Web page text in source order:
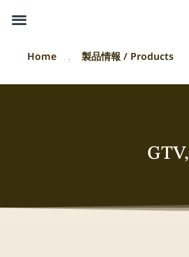
Home 製品情報 / Products